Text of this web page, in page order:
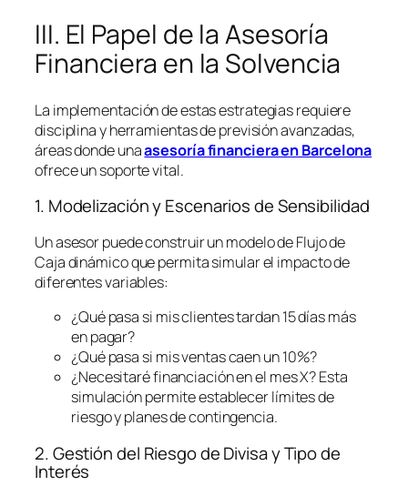
III. El Papel de la Asesoría
Financiera en la Solvencia
La implementación de estas estrategias requiere
disciplina y herramientas de previsión avanzadas,
áreas donde unaasesoría financiera en Barcelona
ofrece un soporte vital.
1. Modelización y Escenarios de Sensibilidad
Un asesor puede construir un modelo de Flujo de
Caja dinámico que permita simular el impacto de
diferentes variables:
¿Qué pasa si mis clientes tardan 15 días más
en pagar?
¿Qué pasa si mis ventas caen un 10%?
¿Necesitaré financiación en el mes X? Esta
simulación permite establecer límites de
riesgo y planes de contingencia.
2. Gestión del Riesgo de Divisa y Tipo de
Interés